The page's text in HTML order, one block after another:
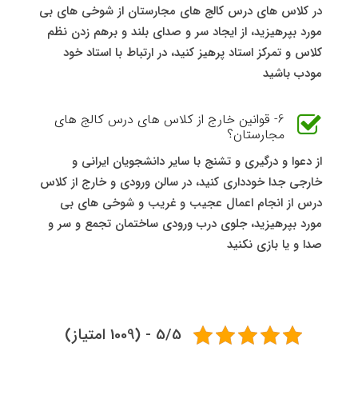
در کلاس های درس کالج های مجارستان از شوخی های بی
مورد بپرهیزید، از ایجاد سر و صدای بلند و برهم زدن نظم
کلاس و تمرکز استاد پرهیز کنید، در ارتباط با استاد خود
مودب باشید
6- قوانین خارج از کلاس های درس کالج های
مجارستان؟
از دعوا و درگیری و تشنج با سایر دانشجویان ایرانی و
خارجی جدا خودداری کنید، در سالن ورودی و خارج از کلاس
درس از انجام اعمال عجیب و غریب و شوخی های بی
مورد بپرهیزید، جلوی درب ورودی ساختمان تجمع و سر و
صدا و یا بازی نکنید
5/5 - (1009 امتیاز)